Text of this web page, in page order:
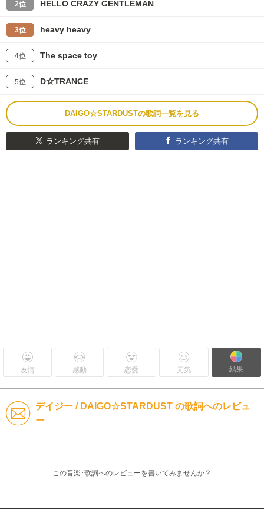
2位 HELLO CRAZY GENTLEMAN
3位 heavy heavy
4位 The space toy
5位 D☆TRANCE
DAIGO☆STARDUSTの歌詞一覧を見る
ランキング共有 ランキング共有
友情 感動 恋愛 元気 結果
デイジー / DAIGO☆STARDUST の歌詞へのレビュ
ー
この音楽･歌詞へのレビューを書いてみませんか？